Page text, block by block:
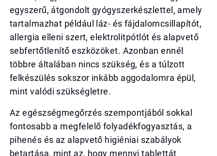
egyszerű, átgondolt gyógyszerkészlettel, amely
tartalmazhat például láz- és fájdalomcsillapítót,
allergia elleni szert, elektrolitpótlót és alapvető
sebfertőtlenítő eszközöket. Azonban ennél
többre általában nincs szükség, és a túlzott
felkészülés sokszor inkább aggodalomra épül,
mint valódi szükségletre.
Az egészségmegőrzés szempontjából sokkal
fontosabb a megfelelő folyadékfogyasztás, a
pihenés és az alapvető higiéniai szabályok
betartása, mint az, hogy mennyi tablettát